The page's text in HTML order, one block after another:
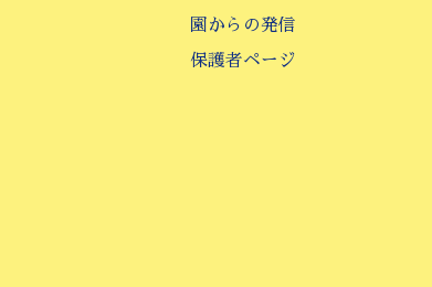
園からの発信
保護者ページ